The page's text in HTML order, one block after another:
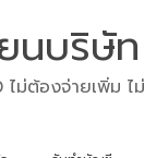
นบริ
ม่ต้องจ่ายเพิ่ม